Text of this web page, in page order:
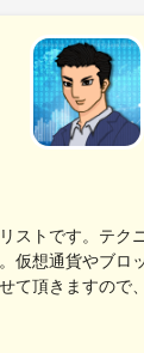
ストです。テク
仮想通貨やブロ
て頂きますので